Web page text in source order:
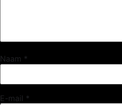
Naam *
E-mail *